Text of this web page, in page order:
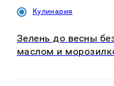
Кулинария
Зелень до весны
маслом и